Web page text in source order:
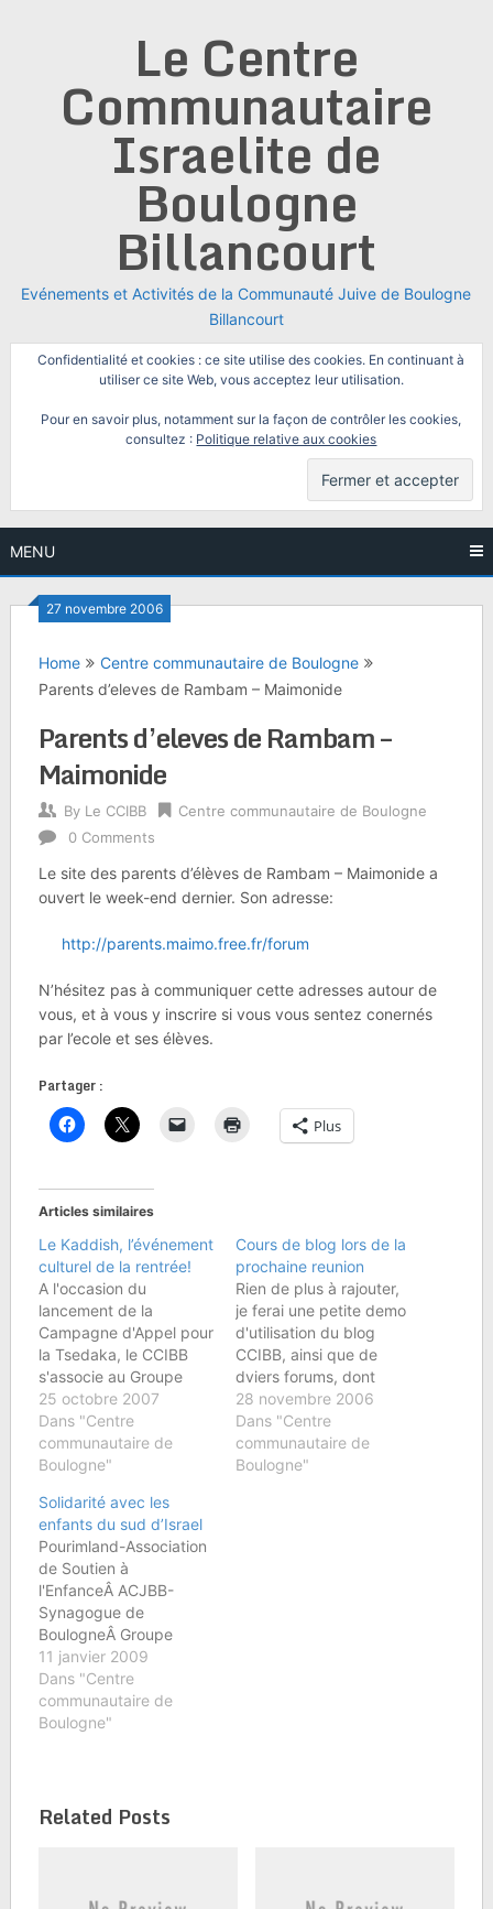
Le Centre
Communautaire
Israelite de
Boulogne
Billancourt
Evénements et Activités de la Communauté Juive de Boulogne
Billancourt
Confidentialité et cookies : ce site utilise des cookies. En continuant à
utiliser ce site Web, vous acceptez leur utilisation.
Pour en savoir plus, notamment sur la façon de contrôler les cookies,
consultez : Politique relative aux cookies
MENU
27 novembre 2006
Home
Centre communautaire de Boulogne
Parents d’eleves de Rambam – Maimonide
Parents d’eleves de Rambam –
Maimonide
By Le CCIBB
Centre communautaire de Boulogne
0 Comments
Le site des parents d’élèves de Rambam – Maimonide a
ouvert le week-end dernier. Son adresse:
http://parents.maimo.free.fr/forum
N’hésitez pas à communiquer cette adresses autour de
vous, et à vous y inscrire si vous vous sentez conernés
par l’ecole et ses élèves.
Partager :
Plus
Articles similaires
Le Kaddish, l’événement
culturel de la rentrée!
A l'occasion du
lancement de la
Campagne d'Appel pour
la Tsedaka, le CCIBB
s'associe au Groupe
Scolaire Rambam
Maïmonide pour vous
inviter à la grande
soirée d'ouverture,
2007, à 20h00, autour
de la pièce "Le
Kaddish" de Grigori
Gorine, d'après "Tevie le
laitier" deÂ Cholem
Aleichem, le célèbre…
25 octobre 2007
Dans "Centre
communautaire de
Boulogne"
Cours de blog lors de la
prochaine reunion
Rien de plus à rajouter,
je ferai une petite demo
d'utilisation du blog
CCIBB, ainsi que de
dviers forums, dont
celui des parents
d'élève de Rambam-
Maimonide.
28 novembre 2006
Dans "Centre
communautaire de
Boulogne"
Solidarité avec les
enfants du sud d’Israel
Pourimland-Association
de Soutien à
l'EnfanceÂ ACJBB-
Synagogue de
BoulogneÂ Groupe
Scolaire Maïmonide
RambamÂ Bné Akiva
BoulogneÂ Emounah
Paris-BoulogneÂ Beth
de BoulogneÂ Bnai-Brith
SOLIDARITEÂ AVEC LES
11 janvier 2009
Dans "Centre
communautaire de
Boulogne"
Related Posts